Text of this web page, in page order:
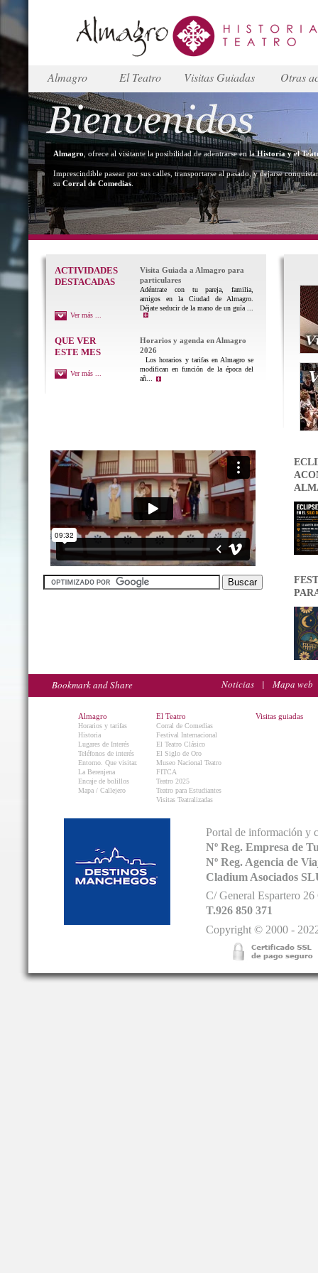
Almagro El Teatro Visitas Guiadas Otras
Almagro , ofrece al visitante la posibilidad de adentrarse en laHistoria y el
Imprescindible pasear por sus calles, transportarse al pasado, y dejarse
su Corral de Comedias
ACTIVIDADES
DESTACADAS
Visita Guiada a Almagro para
particulares
Adéntrate con tu pareja, familia,
amigos en la Ciudad de Almagro.
Déjate seducir de la mano de un guía ...
Ver más ...
QUE VER
ESTE MES
Horarios y agenda en Almagro
2026
Los horarios y tarifas en Almagro se
modifican en función de la época del
añ...
Ver más ...
Noticias | Mapa web
Almagro
Horarios y tarifas
Historia
Lugares de Interés
Teléfonos de interés
Entorno. Que visitar.
La Berenjena
Encaje de bolillos
Mapa / Callejero
El Teatro
Corral de Comedias
Festival Internacional
El Teatro Clásico
El Siglo de Oro
Museo Nacional Teatro
FITCA
Teatro 2025
Teatro para Estudiantes
Visitas Teatralizadas
Visitas guiadas
Portal de información y
Nº Reg. Empresa de
Nº Reg. Agencia de
Cladium Asociados
C/ General Espartero
T.926 850 371
Copyright © 2000 -